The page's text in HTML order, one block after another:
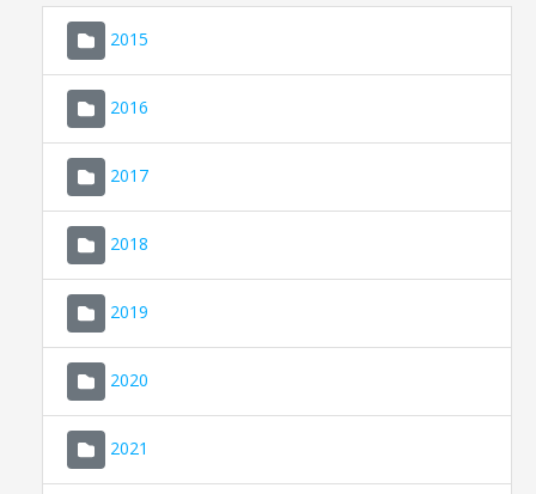
2015
2016
2017
2018
2019
2020
2021